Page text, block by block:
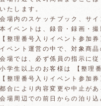
たします。
場内のスケッチブック、サ
イベントは、録音・録画・
整理番号入りイベント参加
ベント運営の中で、対象商
場では、必ず係員の指示に従
学生以上のお客様は 【整理
整理番号入りイベント参加
合により内容変更や中止が
場周辺での前日からの泊り